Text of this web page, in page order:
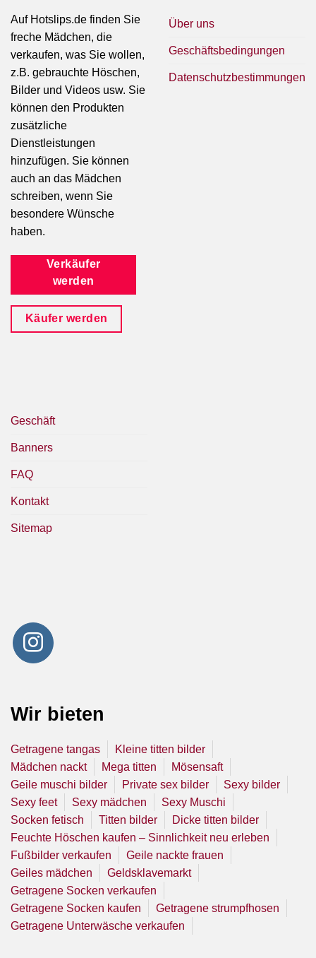
Auf Hotslips.de finden Sie
freche Mädchen, die
verkaufen, was Sie wollen,
z.B. gebrauchte Höschen,
Bilder und Videos usw. Sie
können den Produkten
zusätzliche
Dienstleistungen
hinzufügen. Sie können
auch an das Mädchen
schreiben, wenn Sie
besondere Wünsche
haben.
Verkäufer
werden
Käufer werden
Über uns
Geschäftsbedingungen
Datenschutzbestimmungen
Geschäft
Banners
FAQ
Kontakt
Sitemap
Wir bieten
Getragene tangas
Kleine titten bilder
Mädchen nackt
Mega titten
Mösensaft
Geile muschi bilder
Private sex bilder
Sexy bilder
Sexy feet
Sexy mädchen
Sexy Muschi
Socken fetisch
Titten bilder
Dicke titten bilder
Feuchte Höschen kaufen – Sinnlichkeit neu erleben
Fußbilder verkaufen
Geile nackte frauen
Geiles mädchen
Geldsklavemarkt
Getragene Socken verkaufen
Getragene Socken kaufen
Getragene strumpfhosen
Getragene Unterwäsche verkaufen